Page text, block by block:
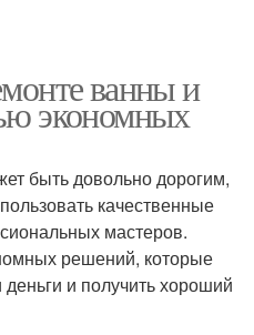
ванны и
экономных
быть довольно дорогим,
качественные
мастеров.
решений, которые
и получить хороший